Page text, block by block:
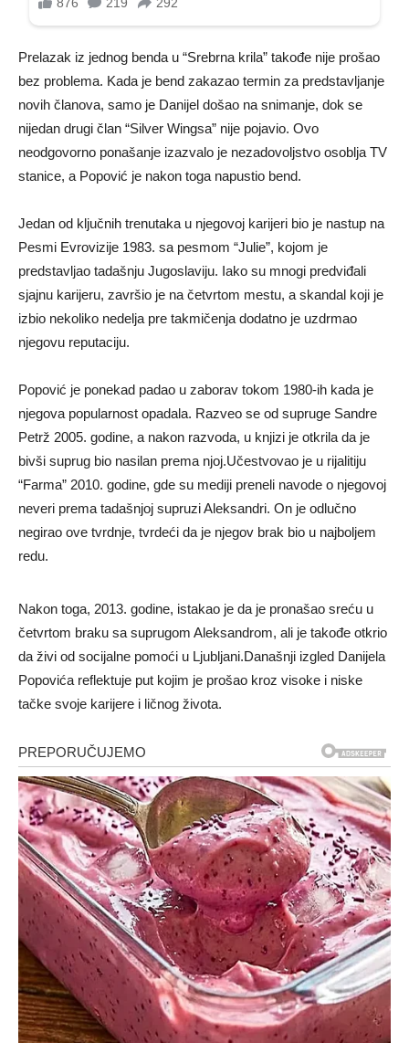
Prelazak iz jednog benda u “Srebrna krila” takođe nije prošao
bez problema. Kada je bend zakazao termin za predstavljanje
novih članova, samo je Danijel došao na snimanje, dok se
nijedan drugi član “Silver Wingsa” nije pojavio. Ovo
neodgovorno ponašanje izazvalo je nezadovoljstvo osoblja TV
stanice, a Popović je nakon toga napustio bend.
Jedan od ključnih trenutaka u njegovoj karijeri bio je nastup na
Pesmi Evrovizije 1983. sa pesmom “Julie”, kojom je
predstavljao tadašnju Jugoslaviju. Iako su mnogi predviđali
sjajnu karijeru, završio je na četvrtom mestu, a skandal koji je
izbio nekoliko nedelja pre takmičenja dodatno je uzdrmao
njegovu reputaciju.
Popović je ponekad padao u zaborav tokom 1980-ih kada je
njegova popularnost opadala. Razveo se od supruge Sandre
Petrž 2005. godine, a nakon razvoda, u knjizi je otkrila da je
bivši suprug bio nasilan prema njoj.Učestvovao je u rijalitiju
“Farma” 2010. godine, gde su mediji preneli navode o njegovoj
neveri prema tadašnjoj supruzi Aleksandri. On je odlučno
negirao ove tvrdnje, tvrdeći da je njegov brak bio u najboljem
redu.
Nakon toga, 2013. godine, istakao je da je pronašao sreću u
četvrtom braku sa suprugom Aleksandrom, ali je takođe otkrio
da živi od socijalne pomoći u Ljubljani.Današnji izgled Danijela
Popovića reflektuje put kojim je prošao kroz visoke i niske
tačke svoje karijere i ličnog života.